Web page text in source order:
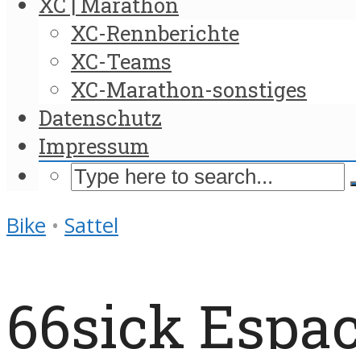
XC-Rennberichte
XC-Teams
XC-Marathon-sonstiges
Datenschutz
Impressum
Bike • Sattel
66sick